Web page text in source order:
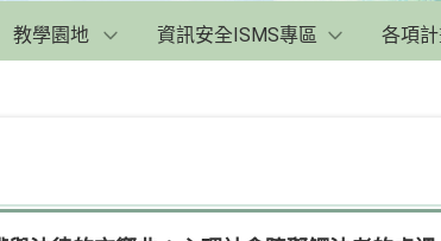
教學園地 資訊安全ISMS專區 各項